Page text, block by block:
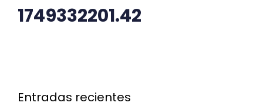
1749332201.42
Entradas recientes